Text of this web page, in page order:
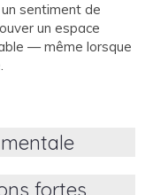
sentiment de
un espace
— même lorsque
fortes